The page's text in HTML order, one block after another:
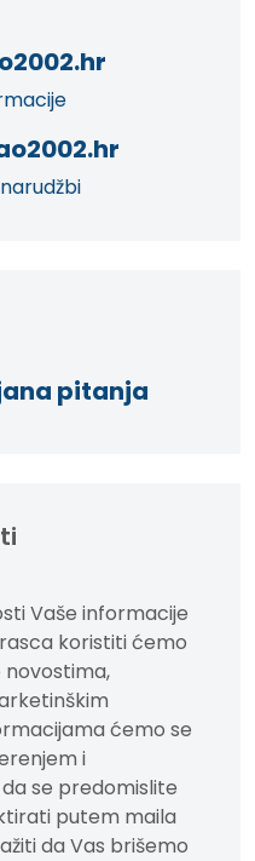
pitanja
Vaše informacije
koristiti ćemo
novostima,
ćemo se
i
se predomislite
putem maila
da Vas brišemo